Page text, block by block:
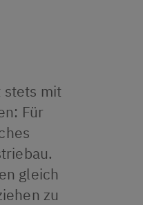
stets mit
Für
gleich
zu